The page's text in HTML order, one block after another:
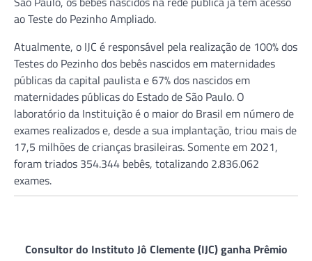
ao Teste do Pezinho Ampliado.
Atualmente, o IJC é responsável pela realização de 100% dos
Testes do Pezinho dos bebês nascidos em maternidades
públicas da capital paulista e 67% dos nascidos em
maternidades públicas do Estado de São Paulo. O
laboratório da Instituição é o maior do Brasil em número de
exames realizados e, desde a sua implantação, triou mais de
17,5 milhões de crianças brasileiras. Somente em 2021,
foram triados 354.344 bebês, totalizando 2.836.062
exames.
Consultor do Instituto Jô Clemente (IJC) ganha Prêmio